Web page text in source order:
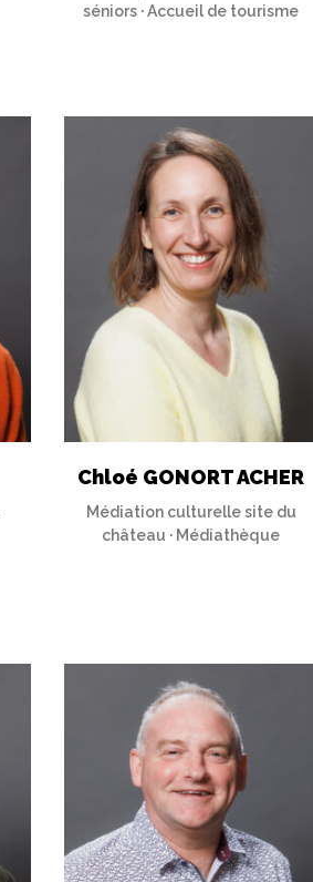
séniors · Accueil de tourisme
Chloé GONORT ACHER
Médiation culturelle site du
château · Médiathèque